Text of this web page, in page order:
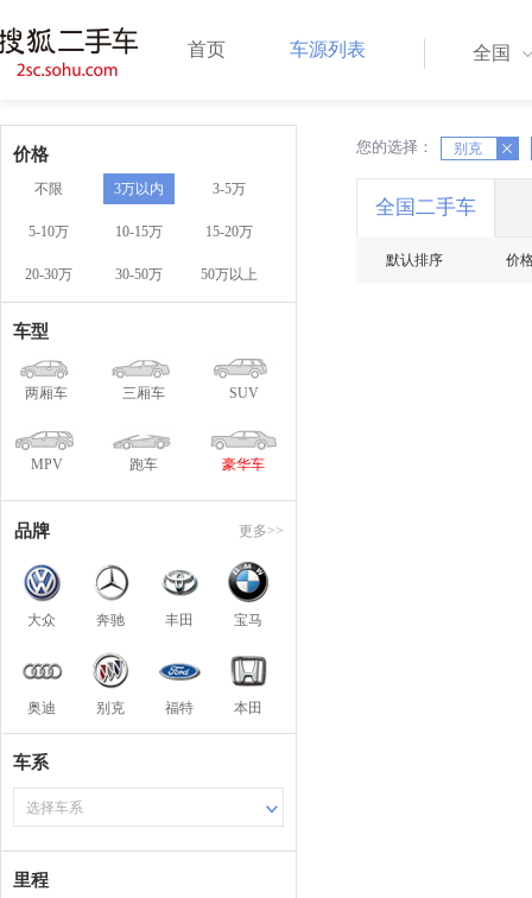
首页 车源列表 全国
价格
不限 3万以内 3-5万
5-10万 10-15万 15-20万
20-30万 30-50万 50万以上
车型
两厢车 三厢车 SUV
MPV 跑车 豪华车
品牌 更多>>
大众 奔驰 丰田 宝马
奥迪 别克 福特 本田
车系
选择车系
里程
您的选择： 别克
X X
全国二手车
默认排序 价